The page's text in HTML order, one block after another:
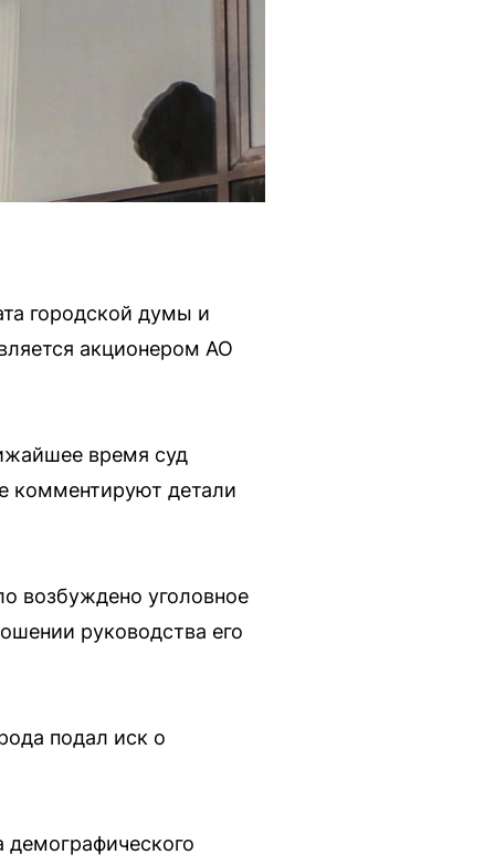
городской думы и
акционером АО
время суд
комментируют детали
возбуждено уголовное
руководства его
подал иск о
демографического